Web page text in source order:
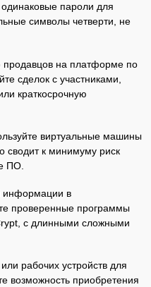
одинаковые пароли для
символы четверти, не
продавцов на платформе по
сделок с участниками,
краткосрочную
виртуальные машины
сводит к минимуму риск
ПО.
информации в
проверенные программы
с длинными сложными
рабочих устройств для
возможность приобретения